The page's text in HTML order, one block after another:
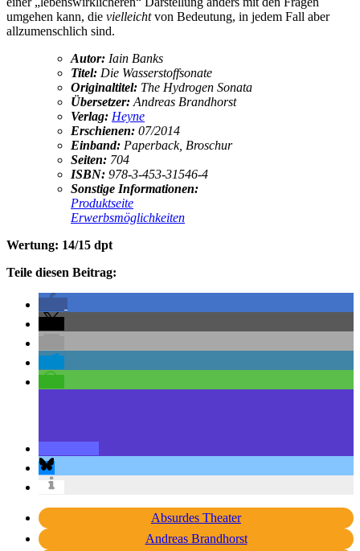
umgehen kann, die vielleichtvon Bedeutung, in jedem Fall aber
allzumenschlich sind.
Autor: Iain Banks
Titel: Die Wasserstoffsonate
Originaltitel: The Hydrogen Sonata
Übersetzer: Andreas Brandhorst
Verlag: Heyne
Erschienen: 07/2014
Einband: Paperback, Broschur
Seiten: 704
ISBN: 978-3-453-31546-4
Sonstige Informationen:
Produktseite
Erwerbsmöglichkeiten
Wertung: 14/15 dpt
Teile diesen Beitrag:
Absurdes Theater
Andreas Brandhorst